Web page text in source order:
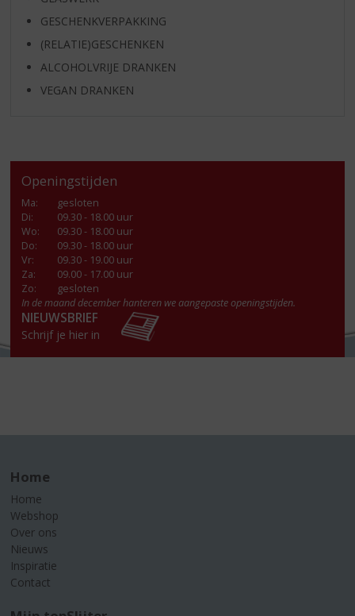
GESCHENKVERPAKKING
(RELATIE)GESCHENKEN
ALCOHOLVRIJE DRANKEN
VEGAN DRANKEN
Openingstijden
Ma:
gesloten
Di:
09.30 - 18.00 uur
Wo:
09.30 - 18.00 uur
Do:
09.30 - 18.00 uur
Vr:
09.30 - 19.00 uur
Za:
09.00 - 17.00 uur
Zo:
gesloten
In de maand december hanteren we aangepaste openingstijden.
NIEUWSBRIEF
Schrijf je hier in
Home
Home
Webshop
Over ons
Nieuws
Inspiratie
Contact